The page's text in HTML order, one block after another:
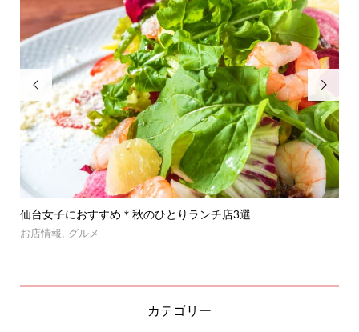

仙台女子におすすめ＊秋のひとりランチ店3選
お店情報 グルメ

カテゴリー